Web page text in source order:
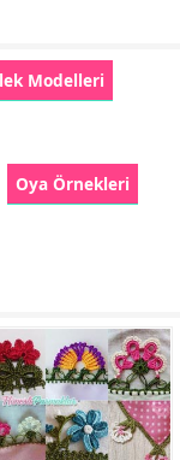
Modelleri
Oya Örnekleri